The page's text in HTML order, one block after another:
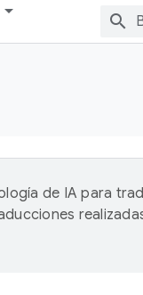
de IA para